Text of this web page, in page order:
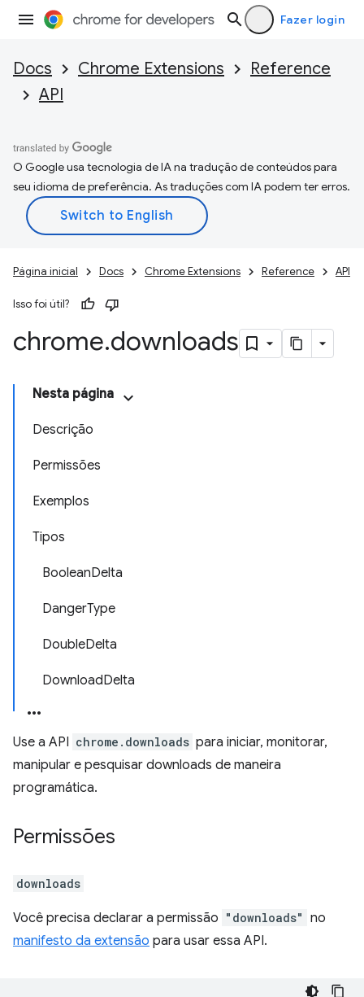
Fazer login
Docs Chrome Extensions
Reference
API
O Google usa tecnologia de IA na tradução de conteúdos para
seu idioma de preferência. As traduções com IA podem ter erros.
Página inicial Docs Chrome Extensions Reference API
Isso foi útil?
chrome.downloads
Nesta página
Descrição
Permissões
Exemplos
Tipos
BooleanDelta
DangerType
DoubleDelta
DownloadDelta
Use a API chrome.downloads para iniciar, monitorar,
manipular e pesquisar downloads de maneira
programática.
Permissões
downloads
Você precisa declarar a permissão "downloads" no
manifesto da extensão para usar essa API.